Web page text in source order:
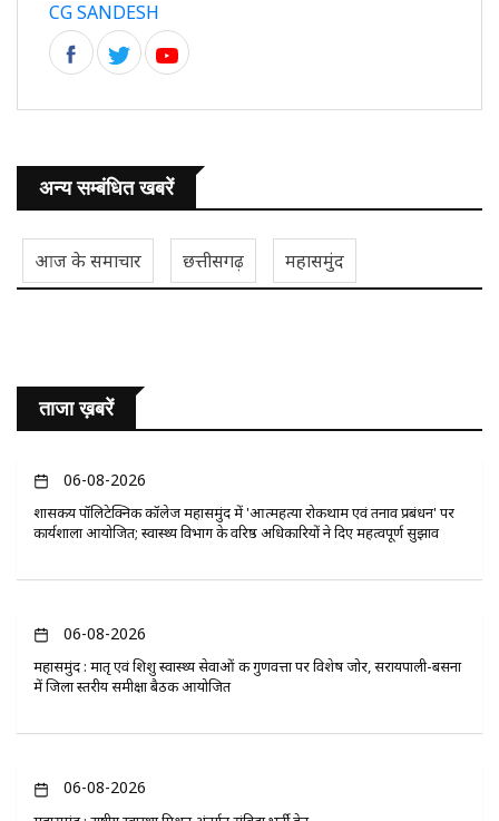
CG SANDESH
अन्य सम्बंधित खबरें
आज के समाचार छत्तीसगढ़ महासमुंद
ताजा ख़बरें
06-08-2026
​शासकीय पॉलिटेक्निक कॉलेज महासमुंद में 'आत्महत्या रोकथाम एवं तनाव प्रबंधन' पर
कार्यशाला आयोजित; स्वास्थ्य विभाग के वरिष्ठ अधिकारियों ने दिए महत्वपूर्ण सुझाव
06-08-2026
महासमुंद : मातृ एवं शिशु स्वास्थ्य सेवाओं की गुणवत्ता पर विशेष जोर, सरायपाली-बसना
में जिला स्तरीय समीक्षा बैठक आयोजित
06-08-2026